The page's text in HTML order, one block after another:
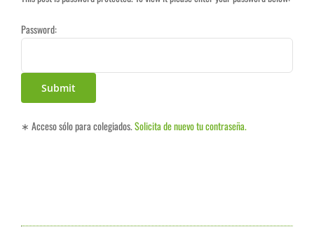
Password:
∗ Acceso sólo para colegiados.Solicita de nuevo tu contraseña.